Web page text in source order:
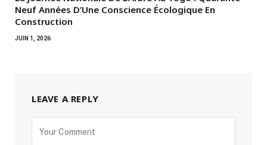
Neuf Années D’Une Conscience Écologique En
Construction
JUIN 1, 2026
LEAVE A REPLY